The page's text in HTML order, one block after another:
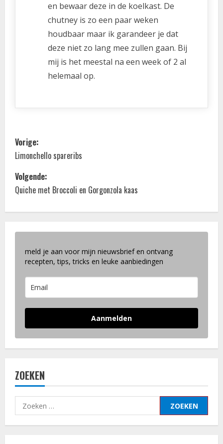
en bewaar deze in de koelkast. De
chutney is zo een paar weken
houdbaar maar ik garandeer je dat
deze niet zo lang mee zullen gaan. Bij
mij is het meestal na een week of 2 al
helemaal op.
B
e
r
i
i
g
a
t
i
Vorige:
Limonchello spareribs
Volgende:
Quiche met Broccoli en Gorgonzola kaas
meld je aan voor mijn nieuwsbrief en ontvang
recepten, tips, tricks en leuke aanbiedingen
Aanmelden
ZOEKEN
Zoeken
naar: